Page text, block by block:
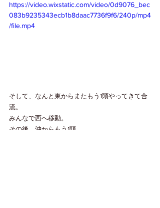
https://video.wixstatic.com/video/0d9076_bec
083b9235343ecb1b8daac7736f9f6/240p/mp4
/file.mp4
そして、なんと東からまたもう1頭やってきて合
流。
みんなで西へ移動。
その後、沖からもう1頭。